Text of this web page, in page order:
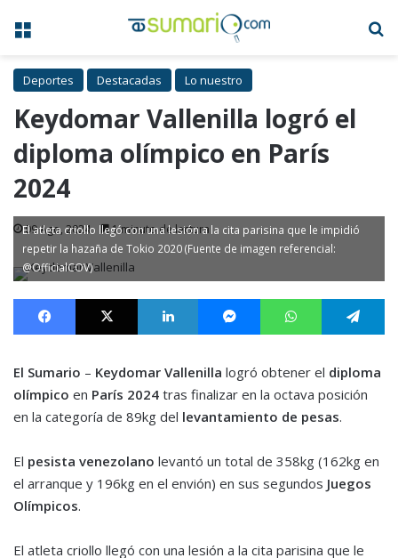
Menú
Deportes Destacadas Lo nuestro
Keydomar Vallenilla logró el
diploma olímpico en París
2024
09 Ago, 2024 1 minuto de lectura
El atleta criollo llegó con una lesión a la cita parisina que le impidió
repetir la hazaña de Tokio 2020 (Fuente de imagen referencial:
@OfficialCOV)
Facebook X LinkedIn MessengerWhatsApp
El Sumario – Keydomar Vallenilla logró obtener el diploma
olímpico en París 2024 tras finalizar en la octava posición
en la categoría de 89kg del levantamiento de pesas.
El pesista venezolano levantó un total de 358kg (162kg en
el arranque y 196kg en el envión) en sus segundos Juegos
Olímpicos.
El atleta criollo llegó con una lesión a la cita parisina que le